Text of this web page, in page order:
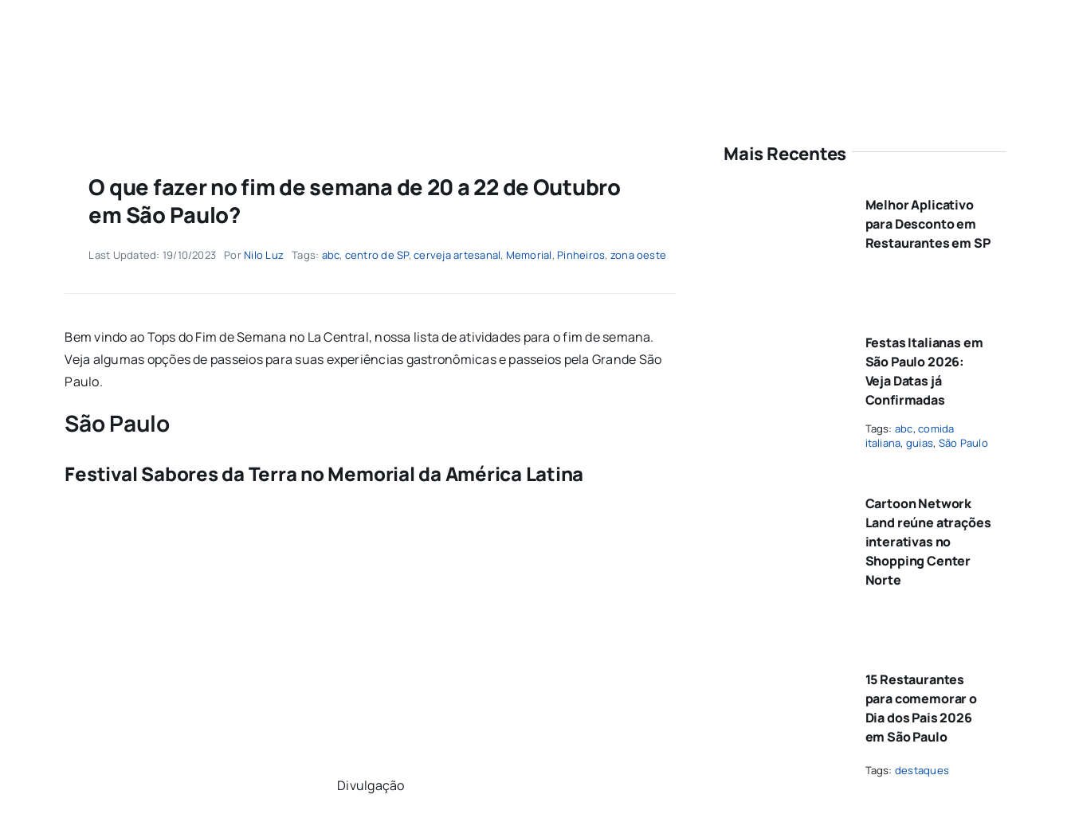
O que fazer no fim de semana de 20 a 22 de Outubro
em São Paulo?
Last Updated: 19/10/2023 PorNilo Luz Tags: abc, centro de SP,cerveja artesanal, Memorial,Pinheiros, zona oeste
Bem vindo ao Tops do Fim de Semana no La Central, nossa lista de atividades para o fim de semana.
Veja algumas opções de passeios para suas experiências gastronômicas e passeios pela Grande São
Paulo.
São Paulo
Festival Sabores da Terra no Memorial da América Latina
Divulgação
Mais Recentes
Melhor Aplicativo
para Desconto em
Restaurantes em SP
Festas Italianas em
São Paulo 2026:
Veja Datas já
Confirmadas
Tags: abc,comida
italiana, guias, São Paulo
Cartoon Network
Land reúne atrações
interativas no
Shopping Center
Norte
15 Restaurantes
para comemorar o
Dia dos Pais 2026
em São Paulo
Tags: destaques